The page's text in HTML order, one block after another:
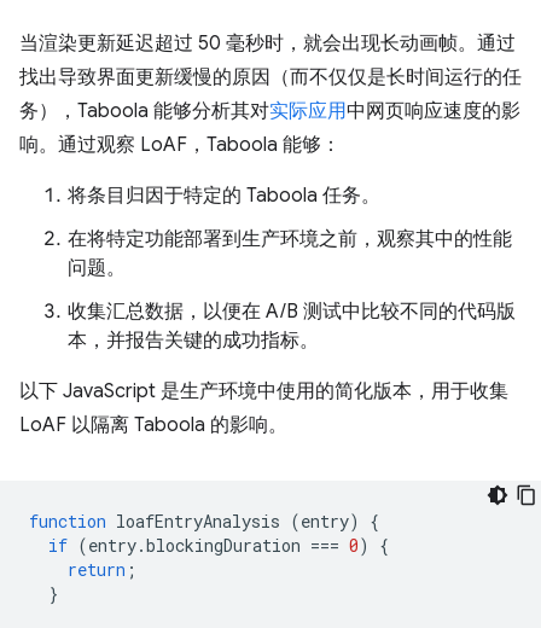
当渲染更新延迟超过 50 毫秒时，就会出现长动画帧。通过
找出导致界面更新缓慢的原因（而不仅仅是长时间运行的任
务），Taboola 能够分析其对实际应用中网页响应速度的影
响。通过观察 LoAF，Taboola 能够：
将条目归因于特定的 Taboola 任务。
在将特定功能部署到生产环境之前，观察其中的性能
问题。
收集汇总数据，以便在 A/B 测试中比较不同的代码版
本，并报告关键的成功指标。
以下 JavaScript 是生产环境中使用的简化版本，用于收集
LoAF 以隔离 Taboola 的影响。
function loafEntryAnalysis (entry)
{
if (entry.blockingDuration === 0)
{
return ;
}